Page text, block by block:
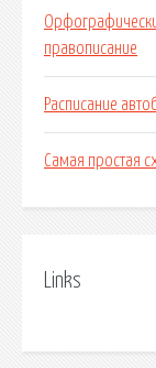
правописание
Расписание
Самая простая
Links